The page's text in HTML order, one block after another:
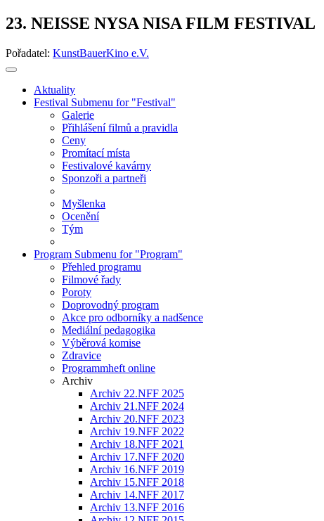
23. NEISSE NYSA NISA FILM FESTIVAL
Pořadatel: KunstBauerKino e.V.
Aktuality
Festival Submenu for "Festival"
Galerie
Přihlášení filmů a pravidla
Ceny
Promítací místa
Festivalové kavárny
Sponzoři a partneři
Myšlenka
Ocenění
Tým
Program Submenu for "Program"
Přehled programu
Filmové řady
Poroty
Doprovodný program
Akce pro odborníky a nadšence
Mediální pedagogika
Výběrová komise
Zdravice
Programmheft online
Archiv
Archiv 22.NFF 2025
Archiv 21.NFF 2024
Archiv 20.NFF 2023
Archiv 19.NFF 2022
Archiv 18.NFF 2021
Archiv 17.NFF 2020
Archiv 16.NFF 2019
Archiv 15.NFF 2018
Archiv 14.NFF 2017
Archiv 13.NFF 2016